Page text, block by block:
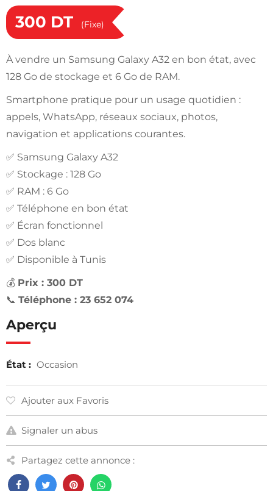
300 DT (Fixe)
À vendre un Samsung Galaxy A32 en bon état, avec
128 Go de stockage et 6 Go de RAM.
Smartphone pratique pour un usage quotidien :
appels, WhatsApp, réseaux sociaux, photos,
navigation et applications courantes.
✅ Samsung Galaxy A32
✅ Stockage : 128 Go
✅ RAM : 6 Go
✅ Téléphone en bon état
✅ Écran fonctionnel
✅ Dos blanc
✅ Disponible à Tunis
💰 Prix : 300 DT
📞 Téléphone : 23 652 074
Aperçu
État : Occasion
Ajouter aux Favoris
Signaler un abus
Partagez cette annonce :